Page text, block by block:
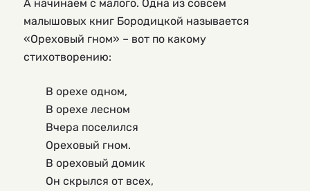
А начинаем с малого. Одна из совсем
малышовых книг Бородицкой называется
«Ореховый гном» – вот по какому
стихотворению:
	В орехе одном,
	В орехе лесном
	Вчера поселился
	Ореховый гном.
	В ореховый домик
	Он скрылся от всех,